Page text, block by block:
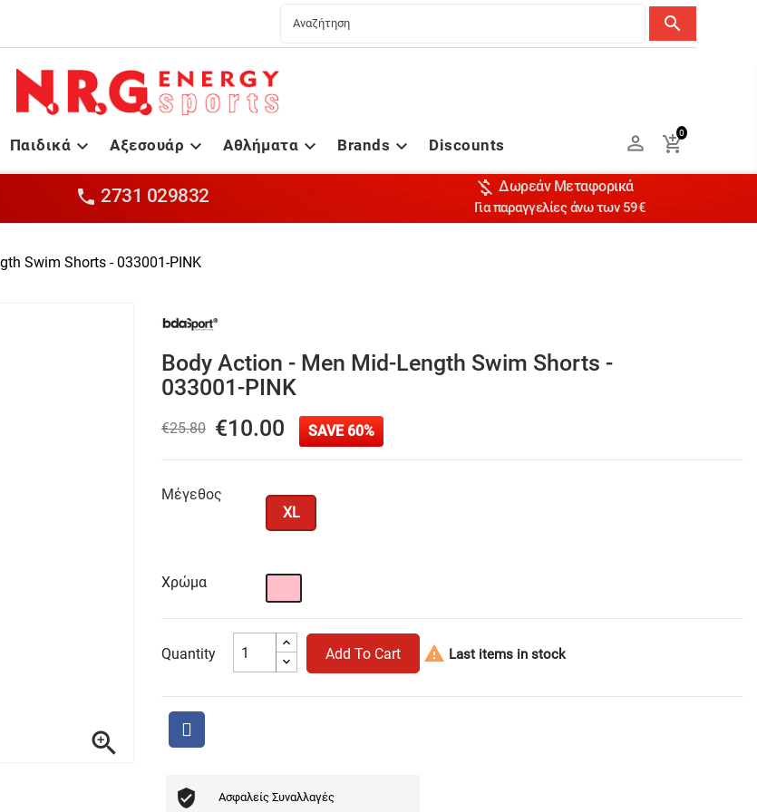
search

Παιδικά 
Αξεσουάρ 
Αθλήματα 
Brands Discounts 
0

 2731 029832  Δωρεάν Μεταφορικά
Για παραγγελίες άνω των 59€
Swim Shorts - 033001-ΡΙΝΚ

Body Action - Men Mid-Length Swim Shorts -
033001-ΡΙΝΚ
€25.80 €10.00 SAVE 60%
Μέγεθος
XL
Χρώμα
Quantity Add To Cart  Last items in stock
Ασφαλείς Συναλλαγές